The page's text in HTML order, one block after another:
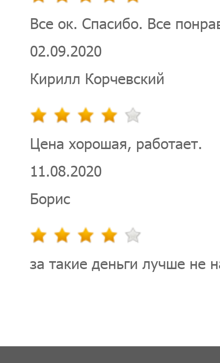
Все ок. Спасибо. Все
02.09.2020
Кирилл Корчевский
Цена хорошая, работает.
11.08.2020
Борис
за такие деньги лучше не